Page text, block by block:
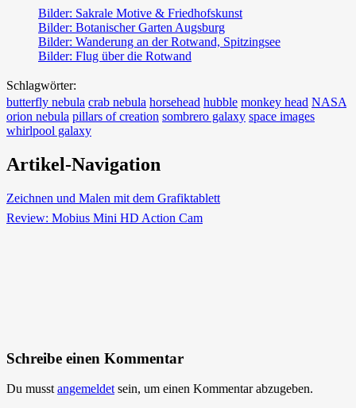
Bilder: Sakrale Motive & Friedhofskunst
Bilder: Botanischer Garten Augsburg
Bilder: Wanderung an der Rotwand, Spitzingsee
Bilder: Flug über die Rotwand
Schlagwörter:
butterfly nebula crab nebula horsehead hubble monkey head NASA
orion nebula pillars of creation sombrero galaxy space images
whirlpool galaxy
Artikel-Navigation
Zeichnen und Malen mit dem Grafiktablett
Review: Mobius Mini HD Action Cam
Schreibe einen Kommentar
Du musst angemeldet sein, um einen Kommentar abzugeben.